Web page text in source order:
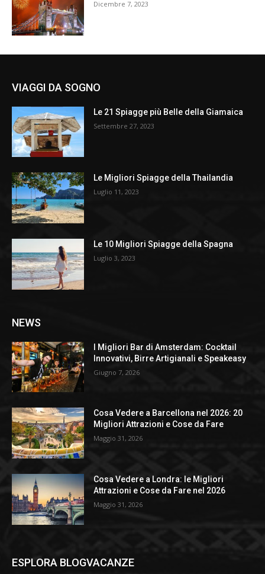
Dicembre 7, 2023
VIAGGI DA SOGNO
Le 21 Spiagge più Belle della Giamaica
Settembre 27, 2023
Le Migliori Spiagge della Thailandia
Luglio 11, 2023
Le 10 Migliori Spiagge della Spagna
Luglio 3, 2023
NEWS
I Migliori Bar di Amsterdam: Cocktail
Innovativi, Birre Artigianali e Speakeasy
Giugno 7, 2026
Cosa Vedere a Barcellona nel 2026: 20
Migliori Attrazioni e Cose da Fare
Maggio 31, 2026
Cosa Vedere a Londra: le Migliori
Attrazioni e Cose da Fare nel 2026
Maggio 31, 2026
ESPLORA BLOGVACANZE